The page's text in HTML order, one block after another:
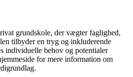
grundskole, der vægter faglighed,
tilbyder en tryg og inkluderende
individuelle behov og potentialer
for mere information om